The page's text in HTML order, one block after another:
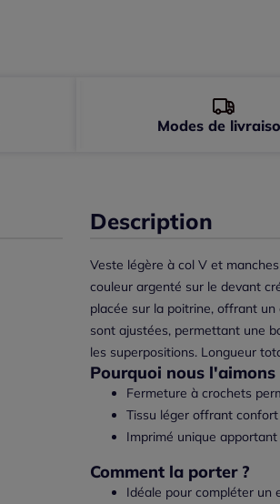
Description
Veste légère à col V et
couleur argenté sur le devant
placée sur la poitrine, offrant
sont ajustées, permettant une
les superpositions. Longueur
Pourquoi nous l'aimons
Fermeture à crochets
Tissu léger offrant
Imprimé unique
Comment la porter ?
Idéale pour compléter un
Modes de